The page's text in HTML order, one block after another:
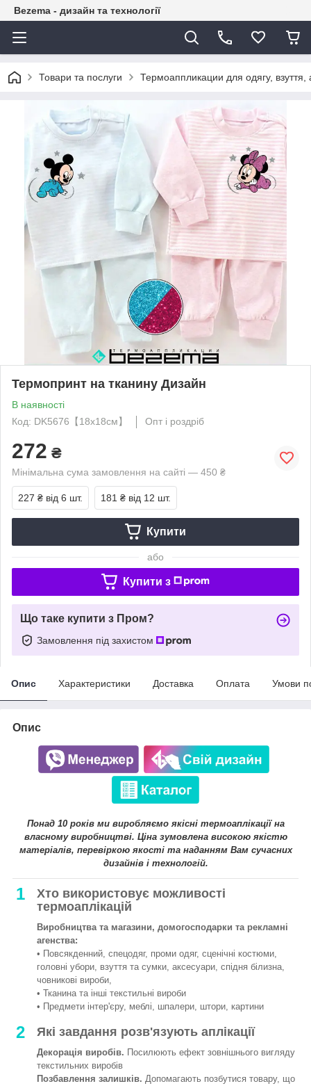
Bezema - дизайн та технології
Товари та послуги Термоаппликации для одягу, взуття,
Термопринт на тканину Дизайн
В наявності
Код: DK5676【18x18см】
Опт і роздріб
272 ₴
Мінімальна сума замовлення на сайті — 450 ₴
227 ₴ від 6 шт. 181 ₴ від 12 шт.
Купити
або
Купити з
Що таке купити з Пром?
Замовлення під захистом
Опис Характеристики Доставка Оплата Умови
Опис
Понад 10 років ми виробляємо якісні термоаплікації на
власному виробництві. Ціна зумовлена високою якістю
матеріалів, перевіркою якості та наданням Вам сучасних
дизайнів і технологій.
1
Хто використовує можливості
термоаплікацій
Виробництва та магазини, домогосподарки та рекламні
агенства:
• Повсякденний, спецодяг, проми одяг, сценічні костюми,
головні убори, взуття та сумки, аксесуари, спідня білизна,
човникові вироби,
• Тканина та інші текстильні вироби
• Предмети інтер'єру, меблі, шпалери, штори, картини
2 Які завдання розв'язують аплікації
Декорація виробів. Посилюють ефект зовнішнього вигляду
текстильних виробів
Позбавлення залишків. Допомагають позбутися товару, що